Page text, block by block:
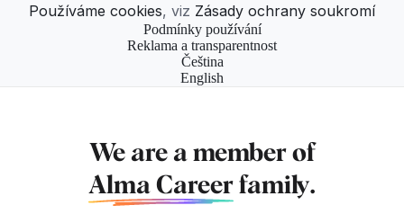
Používáme cookies, viz Zásady ochrany soukromí
Podmínky používání
Reklama a transparentnost
Čeština
English
We are a member of
Alma Career family.